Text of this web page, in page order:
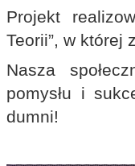
Projekt
Teorii”, w której
Nasza
pomysłu i
dumni!